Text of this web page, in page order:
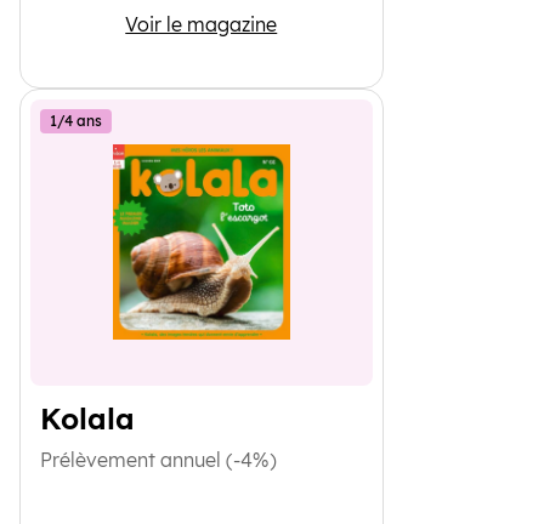
Voir le magazine
Toupie
Kolala
1/4 ans
Prélèvement annuel (-4%)